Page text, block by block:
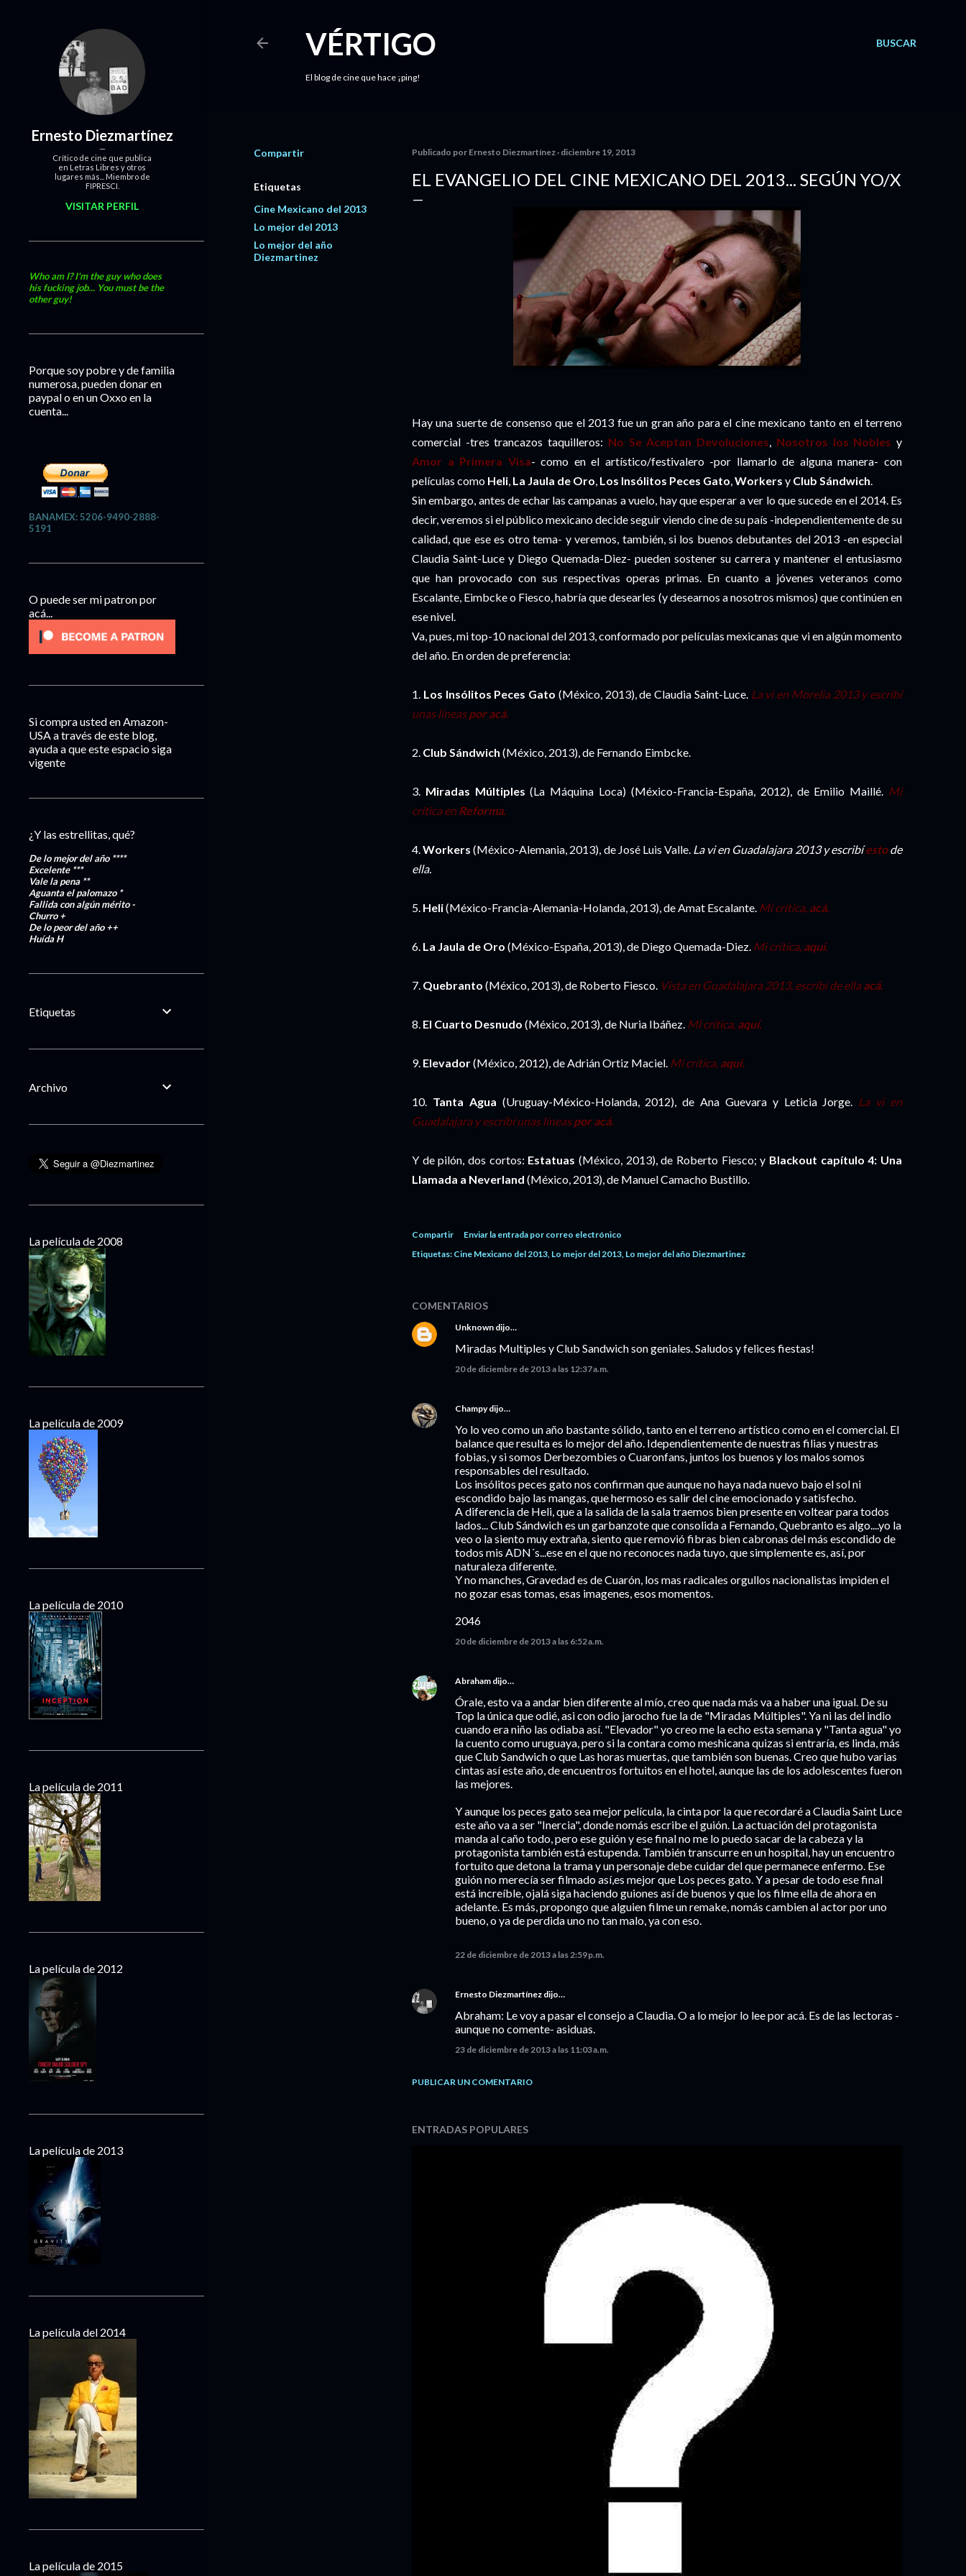
BUSCAR
VÉRTIGO
El blog de cine que hace ¡ping!
Compartir
Etiquetas
Cine Mexicano del 2013
Lo mejor del 2013
Lo mejor del año
Diezmartinez
Publicado por Ernesto Diezmartínez diciembre 19, 2013
EL EVANGELIO DEL CINE MEXICANO DEL 2013... SEGÚN YO/X
Hay una suerte de consenso que el 2013 fue un gran año para el cine mexicano tanto en el terreno
comercial -tres trancazos taquilleros: No Se Aceptan Devoluciones, Nosotros los Nobles y
Amor a Primera Visa- como en el artístico/festivalero -por llamarlo de alguna manera- con
películas como Heli, La Jaula de Oro, Los Insólitos Peces Gato,Workers y Club Sándwich.
Sin embargo, antes de echar las campanas a vuelo, hay que esperar a ver lo que sucede en el 2014. Es
decir, veremos si el público mexicano decide seguir viendo cine de su país -independientemente de su
calidad, que ese es otro tema- y veremos, también, si los buenos debutantes del 2013 -en especial
Claudia Saint-Luce y Diego Quemada-Diez- pueden sostener su carrera y mantener el entusiasmo
que han provocado con sus respectivas operas primas. En cuanto a jóvenes veteranos como
Escalante, Eimbcke o Fiesco, habría que desearles (y desearnos a nosotros mismos) que continúen en
ese nivel.
Va, pues, mi top-10 nacional del 2013, conformado por películas mexicanas que vi en algún momento
del año. En orden de preferencia:
1. Los Insólitos Peces Gato (México, 2013), de Claudia Saint-Luce. La vi en Morelia 2013 y escribí
unas líneas por acá.
2. Club Sándwich (México, 2013), de Fernando Eimbcke.
3. Miradas Múltiples (La Máquina Loca) (México-Francia-España, 2012), de Emilio Maillé. Mi
crítica enReforma.
4.Workers (México-Alemania, 2013), de José Luis Valle. La vi en Guadalajara 2013 y escribíestode
ella.
5. Heli(México-Francia-Alemania-Holanda, 2013), de Amat Escalante. Mi crítica, acá.
6. La Jaula de Oro (México-España, 2013), de Diego Quemada-Diez. Mi crítica, aquí.
7. Quebranto (México, 2013), de Roberto Fiesco. Vista en Guadalajara 2013, escribí de ellaacá.
8. El Cuarto Desnudo (México, 2013), de Nuria Ibáñez. Mi crítica, aquí.
9. Elevador(México, 2012), de Adrián Ortiz Maciel. Mi crítica, aquí.
10. Tanta Agua (Uruguay-México-Holanda, 2012), de Ana Guevara y Leticia Jorge. La vi en
Guadalajara y escribí unas líneas por acá.
Y de pilón, dos cortos: Estatuas (México, 2013), de Roberto Fiesco; y Blackout capítulo 4: Una
Llamada a Neverland (México, 2013), de Manuel Camacho Bustillo.
Compartir
Enviar la entrada por correo electrónico
Etiquetas: Cine Mexicano del 2013 Lo mejor del 2013 Lo mejor del año Diezmartinez
COMENTARIOS
Unknown dijo…
Miradas Multiples y Club Sandwich son geniales. Saludos y felices fiestas!
20 de diciembre de 2013 a las 12:37 a.m.
Champydijo…
Yo lo veo como un año bastante sólido, tanto en el terreno artístico como en el comercial. El
balance que resulta es lo mejor del año. Idependientemente de nuestras filias y nuestras
fobias, y si somos Derbezombies o Cuaronfans, juntos los buenos y los malos somos
responsables del resultado.
Los insólitos peces gato nos confirman que aunque no haya nada nuevo bajo el sol ni
escondido bajo las mangas, que hermoso es salir del cine emocionado y satisfecho.
A diferencia de Heli, que a la salida de la sala traemos bien presente en voltear para todos
lados... Club Sándwich es un garbanzote que consolida a Fernando, Quebranto es algo....yo la
veo o la siento muy extraña, siento que removió fibras bien cabronas del más escondido de
todos mis ADN´s...ese en el que no reconoces nada tuyo, que simplemente es, así, por
naturaleza diferente.
Y no manches, Gravedad es de Cuarón, los mas radicales orgullos nacionalistas impiden el
no gozar esas tomas, esas imagenes, esos momentos.
2046
20 de diciembre de 2013 a las 6:52 a.m.
Abraham dijo…
Órale, esto va a andar bien diferente al mío, creo que nada más va a haber una igual. De su
Top la única que odié, asi con odio jarocho fue la de "Miradas Múltiples". Ya ni las del indio
cuando era niño las odiaba así. "Elevador" yo creo me la echo esta semana y "Tanta agua" yo
la cuento como uruguaya, pero si la contara como meshicana quizas si entraría, es linda, más
que Club Sandwich o que Las horas muertas, que también son buenas. Creo que hubo varias
cintas así este año, de encuentros fortuitos en el hotel, aunque las de los adolescentes fueron
las mejores.
Y aunque los peces gato sea mejor película, la cinta por la que recordaré a Claudia Saint Luce
este año va a ser "Inercia", donde nomás escribe el guión. La actuación del protagonista
manda al caño todo, pero ese guión y ese final no me lo puedo sacar de la cabeza y la
protagonista también está estupenda. También transcurre en un hospital, hay un encuentro
fortuito que detona la trama y un personaje debe cuidar del que permanece enfermo. Ese
guión no merecía ser filmado así,es mejor que Los peces gato. Y a pesar de todo ese final
está increíble, ojalá siga haciendo guiones así de buenos y que los filme ella de ahora en
adelante. Es más, propongo que alguien filme un remake, nomás cambien al actor por uno
bueno, o ya de perdida uno no tan malo, ya con eso.
22 de diciembre de 2013 a las 2:59 p.m.
Ernesto Diezmartínez dijo…
Abraham: Le voy a pasar el consejo a Claudia. O a lo mejor lo lee por acá. Es de las lectoras -
aunque no comente- asiduas.
23 de diciembre de 2013 a las 11:03 a.m.
PUBLICAR UN COMENTARIO
ENTRADAS POPULARES
Ernesto Diezmartínez
Crítico de cine que publica
en Letras Libres y otros
lugares más... Miembro de
FIPRESCI.
VISITAR PERFIL
Who am I? I'm the guy who does
his fucking job... You must be the
other guy!
Porque soy pobre y de familia
numerosa, pueden donar en
paypal o en un Oxxo en la
cuenta...
BANAMEX: 5206-9490-2888-
5191
O puede ser mi patron por
acá...
Si compra usted en Amazon-
USA a través de este blog,
ayuda a que este espacio siga
vigente
¿Y las estrellitas, qué?
De lo mejor del año ****
Excelente***
Vale la pena **
Aguanta el palomazo *
Fallida con algún mérito-
Churro+
De lo peor del año++
HuídaH
Etiquetas
Archivo
La película de 2008
La película de 2009
La película de 2010
La película de 2011
La película de 2012
La película de 2013
La película del 2014
La película de 2015